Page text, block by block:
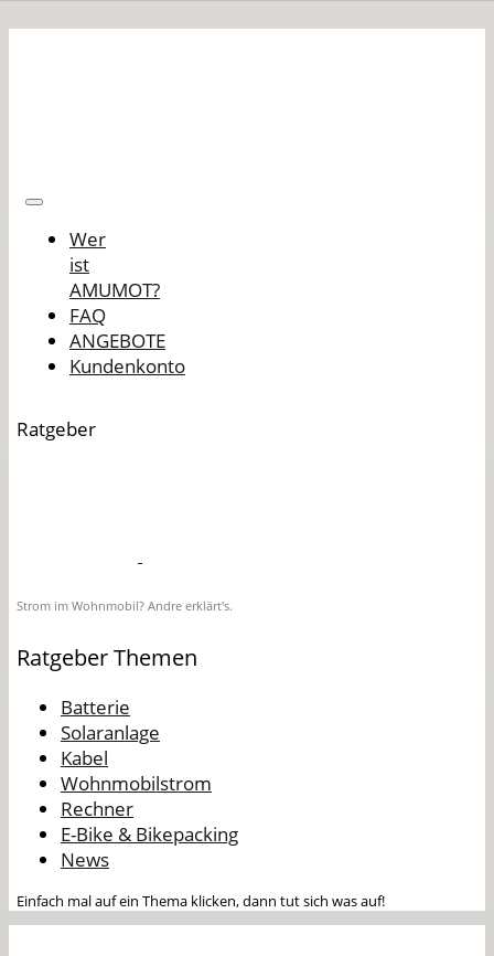
Wer
ist
AMUMOT?
FAQ
ANGEBOTE
Kundenkonto
Ratgeber
Strom im Wohnmobil? Andre erklärt's.
Ratgeber Themen
Batterie
Solaranlage
Kabel
Wohnmobilstrom
Rechner
E-Bike & Bikepacking
News
Einfach mal auf ein Thema klicken, dann tut sich was auf!